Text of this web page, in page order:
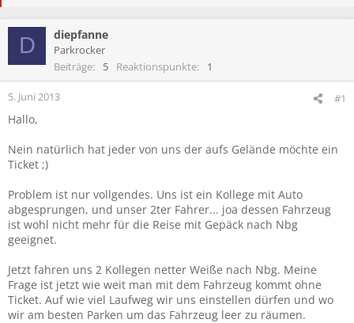
l
e
r
l
t
a
m
D diepfanne
Parkrocker
Beiträge
5 Reaktionspunkte 1
5. Juni 2013 #1
Hallo,
Nein natürlich hat jeder von uns der aufs Gelände möchte ein
Ticket ;)
Problem ist nur vollgendes. Uns ist ein Kollege mit Auto
abgesprungen, und unser 2ter Fahrer... joa dessen Fahrzeug
ist wohl nicht mehr für die Reise mit Gepäck nach Nbg
geeignet.
Jetzt fahren uns 2 Kollegen netter Weiße nach Nbg. Meine
Frage ist jetzt wie weit man mit dem Fahrzeug kommt ohne
Ticket. Auf wie viel Laufweg wir uns einstellen dürfen und wo
wir am besten Parken um das Fahrzeug leer zu räumen.